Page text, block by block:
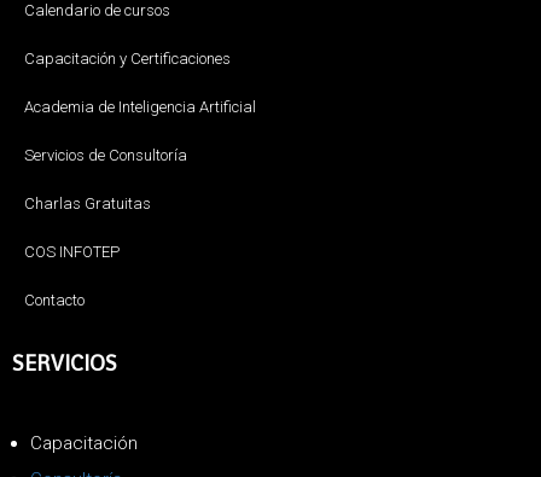
Calendario de cursos
Capacitación y Certificaciones
Academia de Inteligencia Artificial
Servicios de Consultoría
Charlas Gratuitas
COS INFOTEP
Contacto
SERVICIOS
Capacitación